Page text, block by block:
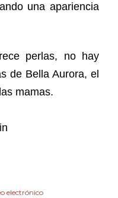
una apariencia
perlas, no hay
de Bella Aurora, el
mamas.
electrónico